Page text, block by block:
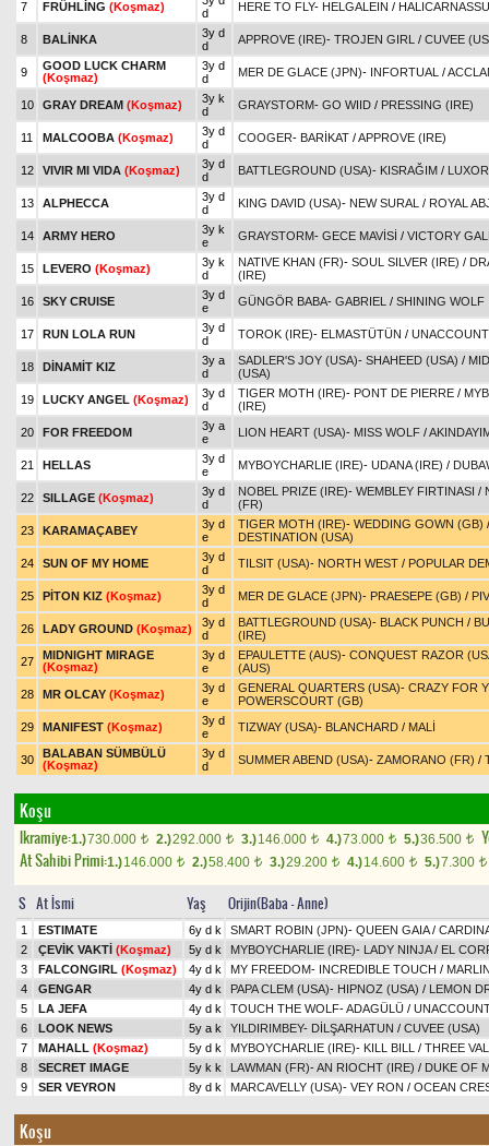
7 FRÜHLİNG (Koşmaz)
d
HERE TO FLY- HELGALEIN /
8 BALİNKA
3y d
d
APPROVE (IRE)- TROJEN GIRL / CUVEE
9
GOOD LUCK CHARM
(Koşmaz)
3y d
d
MER DE GLACE (JPN)- INFORTUAL /
10 GRAY DREAM (Koşmaz)
3y k
d
GRAYSTORM- GO WIID / PRESSING (IRE)
11 MALCOOBA (Koşmaz)
3y d
d
COOGER- BARİKAT /APPROVE (IRE)
12 VIVIR MI VIDA (Koşmaz)
3y d
d
BATTLEGROUND (USA)- KISRAĞIM / LUXOR
13 ALPHECCA
3y d
d
KING DAVID (USA)- NEW SURAL / ROYAL
14 ARMY HERO
3y k
e
GRAYSTORM- GECE MAVİSİ / VICTORY
15 LEVERO (Koşmaz)
3y k
d
NATIVE KHAN (FR)- SOUL SILVER (IRE) /
(IRE)
16
SKY CRUISE
3y d
e
GÜNGÖR BABA- GABRIEL / SHINING WOLF
17 RUN LOLA RUN
3y d
d
TOROK (IRE)- ELMASTÜTÜN /
18 DİNAMİT KIZ
3y a
d
SADLER'S JOY (USA)- SHAHEED (USA) /
(USA)
19
LUCKY ANGEL (Koşmaz)
3y d
d
TIGER MOTH (IRE)- PONT DE PIERRE /
(IRE)
20
FOR FREEDOM
3y a
e
LION HEART (USA)- MISS WOLF /
21 HELLAS
3y d
e
MYBOYCHARLIE (IRE)- UDANA (IRE) /
22 SILLAGE (Koşmaz)
3y d
d
NOBEL PRIZE (IRE)- WEMBLEY FIRTINASI /
(FR)
23
KARAMAÇABEY
3y d
e
TIGER MOTH (IRE)- WEDDING GOWN (GB)
DESTINATION (USA)
24
SUN OF MY HOME
3y d
d
TILSIT (USA)- NORTH WEST / POPULAR
25 PİTON KIZ (Koşmaz)
3y d
d
MER DE GLACE (JPN)- PRAESEPE (GB) /
26 LADY GROUND (Koşmaz)
3y d
d
BATTLEGROUND (USA)- BLACK PUNCH /
(IRE)
27
MIDNIGHT MIRAGE
(Koşmaz)
3y d
e
EPAULETTE (AUS)- CONQUEST RAZOR
(AUS)
28
MR OLCAY (Koşmaz)
3y d
e
GENERAL QUARTERS (USA)- CRAZY FOR
POWERSCOURT (GB)
29
MANIFEST (Koşmaz)
3y d
e
TIZWAY (USA)- BLANCHARD / MALİ
30
BALABAN SÜMBÜLÜ
(Koşmaz)
3y d
d
SUMMER ABEND (USA)- ZAMORANO (FR) /
Koşu
Ikramiye:1.)730.000 t 2.)292.000 t 3.)146.000 t 4.)73.000 t 5.)36.500 t
At Sahibi Primi:1.)146.000 t 2.)58.400 t 3.)29.200 t 4.)14.600 t 5.)7.300 t
S At İsmi Yaş Orijin(Baba - Anne)
1 ESTIMATE 6y d k SMART ROBIN (JPN)- QUEEN GAIA/
2
ÇEVİK VAKTİ (Koşmaz) 5y d k MYBOYCHARLIE (IRE)- LADY NINJA/ EL
3
FALCONGIRL (Koşmaz) 4y d k MY FREEDOM- INCREDIBLE TOUCH /
4
GENGAR 4y d k PAPA CLEM (USA)- HIPNOZ (USA) / LEMON
5
LA JEFA 4y d k TOUCH THE WOLF-ADAGÜLÜ /
6
LOOK NEWS 5y a k YILDIRIMBEY- DİLŞARHATUN / CUVEE (USA)
7
MAHALL (Koşmaz) 5y d k MYBOYCHARLIE (IRE)- KILL BILL / THREE
8
SECRET IMAGE 5y k k LAWMAN (FR)-AN RIOCHT (IRE) / DUKE OF
9
SER VEYRON 8y d k MARCAVELLY (USA)- VEY RON / OCEAN
Koşu